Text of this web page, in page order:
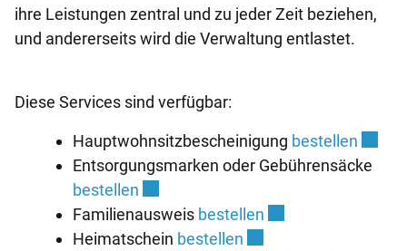
ihre Leistungen zentral und zu jeder Zeit beziehen,
und andererseits wird die Verwaltung entlastet.
Diese Services sind verfügbar:
Hauptwohnsitzbescheinigung bestellen
Entsorgungsmarken oder Gebührensäcke
bestellen
Familienausweis bestellen
Heimatschein bestellen